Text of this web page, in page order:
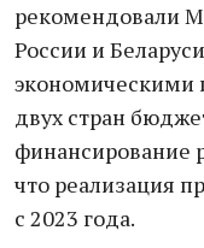
рекомендовали
России и
двух стран
финансирование
что реализация
с 2023 года.